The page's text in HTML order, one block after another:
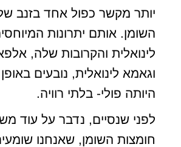
יותר מקשר כפול אחד בזנב
השומן. אותם יתרונות
לינואלית והקרובות שלה,
וגאמא לינואלית, נובעים
היותה פולי- בלתי רוויה.
לפני שנסיים, נדבר על עוד
חומצות השומן, שאנחנו